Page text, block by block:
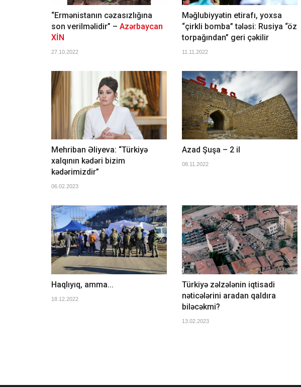
“Ermənistanın cəzasızlığına
son verilməlidir” – Azərbaycan
XİN
27.10.2022
Məğlubiyyətin etirafı, yoxsa
“çirkli bomba” tələsi: Rusiya “öz
torpağından” geri çəkilir
11.11.2022
Mehriban Əliyeva: “Türkiyə
xalqının kədəri bizim
kədərimizdir”
06.02.2023
Azad Şuşa – 2 il
08.11.2022
Haqlıyıq, amma...
18.12.2022
Türkiyə zəlzələnin iqtisadi
nəticələrini aradan qaldıra
biləcəkmi?
13.02.2023